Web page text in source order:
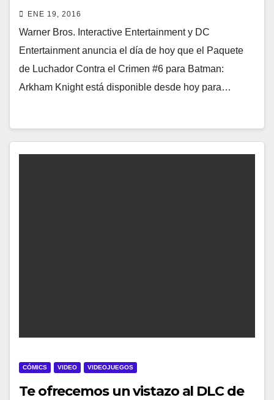
Arkham Knight
ENE 19, 2016
Warner Bros. Interactive Entertainment y DC
Entertainment anuncia el día de hoy que el Paquete
de Luchador Contra el Crimen #6 para Batman:
Arkham Knight está disponible desde hoy para…
CÓMICS VIDEO VIDEOJUEGOS
Te ofrecemos un vistazo al DLC de